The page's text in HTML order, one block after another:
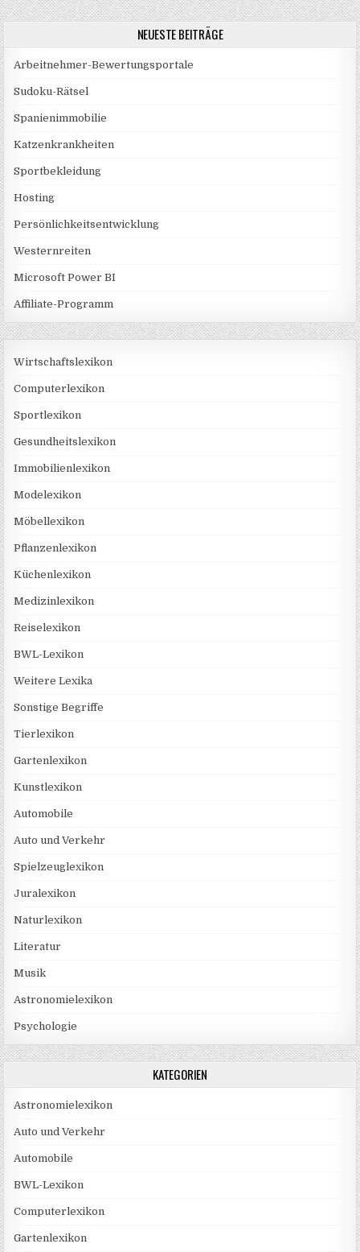
NEUESTE BEITRÄGE
Arbeitnehmer-Bewertungsportale
Sudoku-Rätsel
Spanienimmobilie
Katzenkrankheiten
Sportbekleidung
Hosting
Persönlichkeitsentwicklung
Westernreiten
Microsoft Power BI
Affiliate-Programm
Wirtschaftslexikon
Computerlexikon
Sportlexikon
Gesundheitslexikon
Immobilienlexikon
Modelexikon
Möbellexikon
Pflanzenlexikon
Küchenlexikon
Medizinlexikon
Reiselexikon
BWL-Lexikon
Weitere Lexika
Sonstige Begriffe
Tierlexikon
Gartenlexikon
Kunstlexikon
Automobile
Auto und Verkehr
Spielzeuglexikon
Juralexikon
Naturlexikon
Literatur
Musik
Astronomielexikon
Psychologie
KATEGORIEN
Astronomielexikon
Auto und Verkehr
Automobile
BWL-Lexikon
Computerlexikon
Gartenlexikon